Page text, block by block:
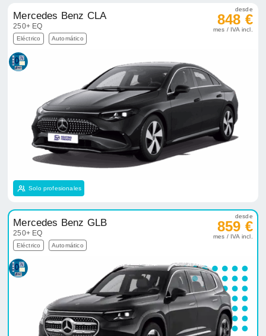
Mercedes Benz CLA
250+ EQ
Eléctrico Automático
desde
848 €
mes / IVA incl.
Solo profesionales
Mercedes Benz GLB
250+ EQ
Eléctrico Automático
desde
859 €
mes / IVA incl.